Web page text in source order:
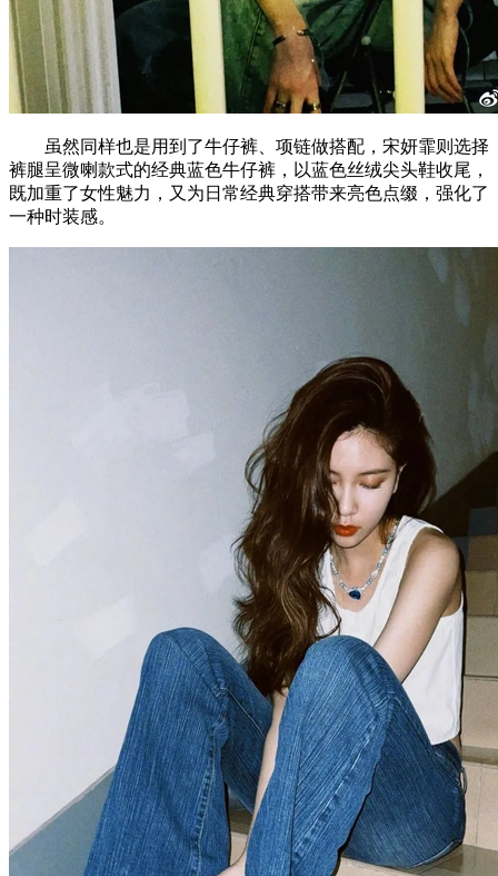
虽然同样也是用到了牛仔裤、项链做搭配，宋妍霏则选择
裤腿呈微喇款式的经典蓝色牛仔裤，以蓝色丝绒尖头鞋收尾，
既加重了女性魅力，又为日常经典穿搭带来亮色点缀，强化了
一种时装感。